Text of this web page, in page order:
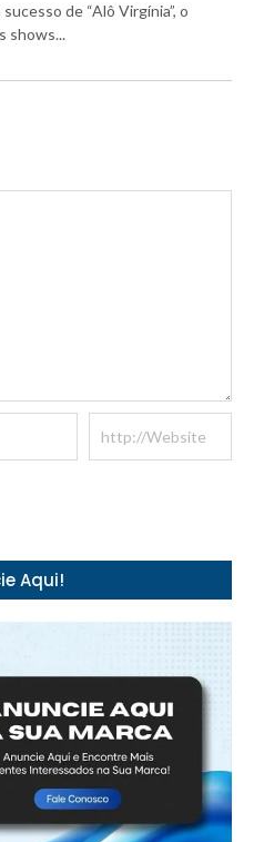
de “Alô Virgínia”, o
shows...
Aqui!